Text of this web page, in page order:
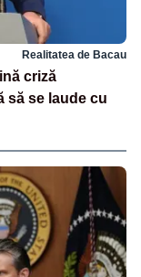
Realitatea de Bacau
criză
să se laude cu